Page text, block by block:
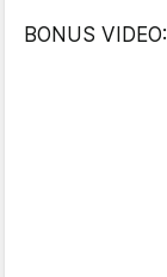
BONUS VIDEO: